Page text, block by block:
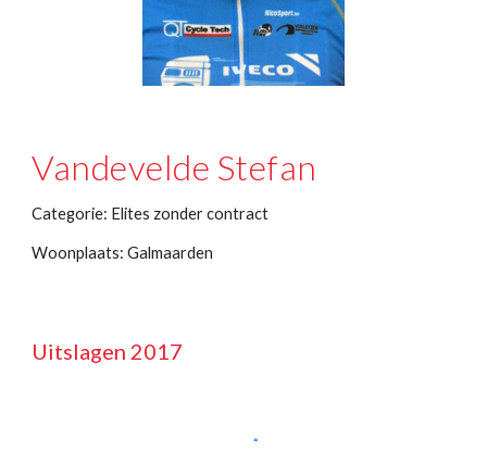
Vandevelde Stefan
Categorie: Elites zonder contract
Woonplaats: Galmaarden
Uitslagen 2017